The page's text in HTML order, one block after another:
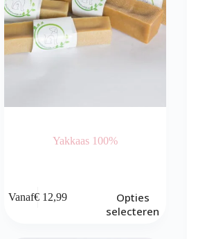
Yakkaas 100%
Vanaf€12,99
Opties
selecteren